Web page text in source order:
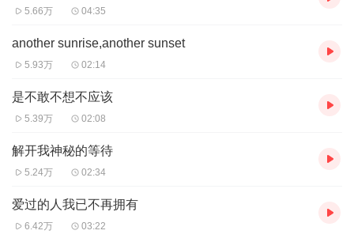
5.66万 04:35
another sunrise,another sunset
5.93万 02:14
是不敢不想不应该
5.39万 02:08
解开我神秘的等待
5.24万 02:34
爱过的人我已不再拥有
6.42万 03:22